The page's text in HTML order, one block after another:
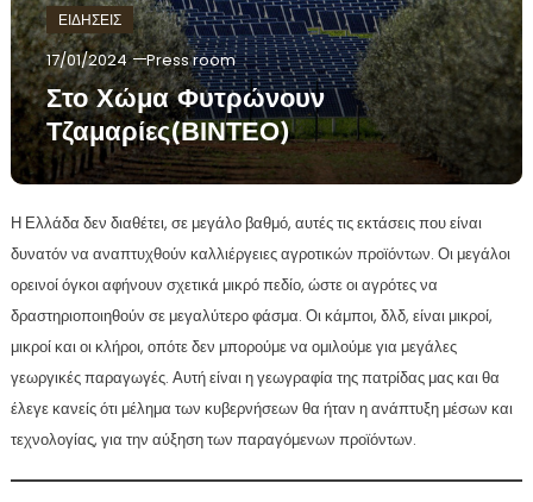
ΕΙΔΗΣΕΙΣ
17/01/2024 Press room
Στο Χώμα Φυτρώνουν
Τζαμαρίες(ΒΙΝΤΕΟ)
Η Ελλάδα δεν διαθέτει, σε μεγάλο βαθμό, αυτές τις εκτάσεις που είναι
δυνατόν να αναπτυχθούν καλλιέργειες αγροτικών προϊόντων. Οι μεγάλοι
ορεινοί όγκοι αφήνουν σχετικά μικρό πεδίο, ώστε οι αγρότες να
δραστηριοποιηθούν σε μεγαλύτερο φάσμα. Οι κάμποι, δλδ, είναι μικροί,
μικροί και οι κλήροι, οπότε δεν μπορούμε να ομιλούμε για μεγάλες
γεωργικές παραγωγές. Αυτή είναι η γεωγραφία της πατρίδας μας και θα
έλεγε κανείς ότι μέλημα των κυβερνήσεων θα ήταν η ανάπτυξη μέσων και
τεχνολογίας, για την αύξηση των παραγόμενων προϊόντων.